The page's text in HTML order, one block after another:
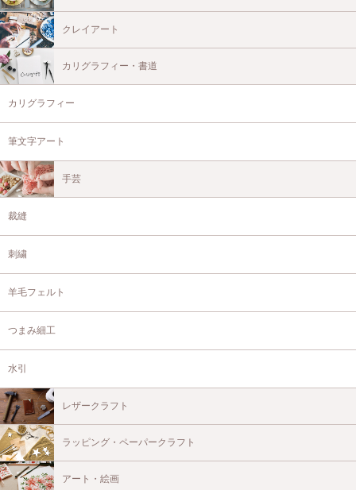
クレイアート
カリグラフィー・書道
カリグラフィー
筆文字アート
手芸
裁縫
刺繍
羊毛フェルト
つまみ細工
水引
レザークラフト
ラッピング・ペーパークラフト
アート・絵画